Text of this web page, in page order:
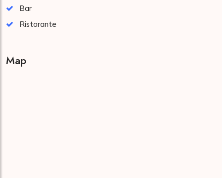
Bar
Ristorante
Map